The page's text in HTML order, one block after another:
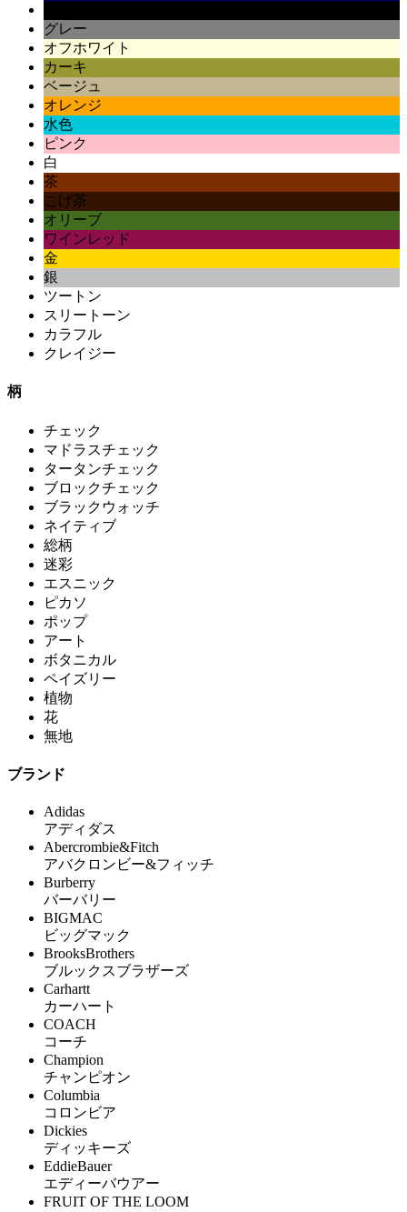
グレー
オフホワイト
カーキ
ベージュ
オレンジ
水色
ピンク
白
茶
こげ茶
オリーブ
ワインレッド
金
銀
ツートン
スリートーン
カラフル
クレイジー
柄
チェック
マドラスチェック
タータンチェック
ブロックチェック
ブラックウォッチ
ネイティブ
総柄
迷彩
エスニック
ピカソ
ポップ
アート
ボタニカル
ペイズリー
植物
花
無地
ブランド
Adidas
アディダス
Abercrombie&Fitch
アバクロンビー&フィッチ
Burberry
バーバリー
BIGMAC
ビッグマック
BrooksBrothers
ブルックスブラザーズ
Carhartt
カーハート
COACH
コーチ
Champion
チャンピオン
Columbia
コロンビア
Dickies
ディッキーズ
EddieBauer
エディーバウアー
FRUIT OF THE LOOM